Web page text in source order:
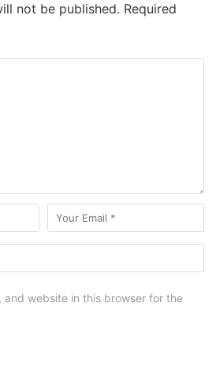
not be published. Required
and website in this browser for the